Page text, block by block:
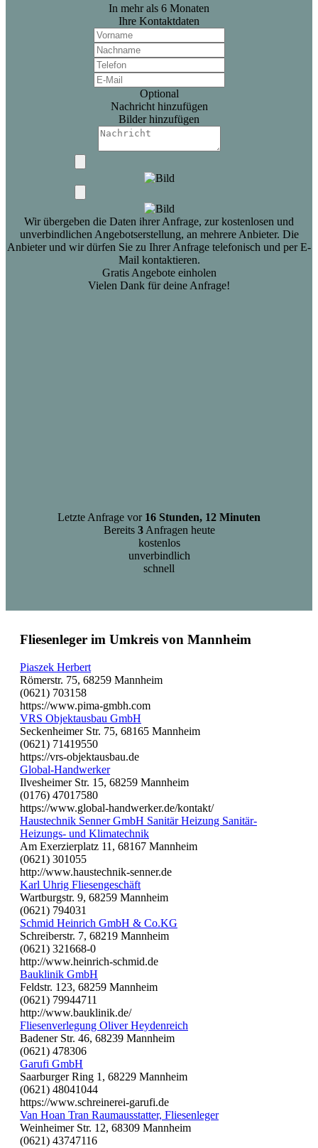
In mehr als 6 Monaten
Ihre Kontaktdaten
Optional
Nachricht hinzufügen
Bilder hinzufügen
Wir übergeben die Daten ihrer Anfrage, zur kostenlosen und
unverbindlichen Angebotserstellung, an mehrere Anbieter. Die
Anbieter und wir dürfen Sie zu Ihrer Anfrage telefonisch und per E-
Mail kontaktieren.
Gratis Angebote einholen
Vielen Dank für deine Anfrage!
Letzte Anfrage vor 16 Stunden, 12 Minuten
Bereits 3Anfragen heute
kostenlos
unverbindlich
schnell
Fliesenleger im Umkreis von Mannheim
Piaszek Herbert
Römerstr. 75, 68259 Mannheim
(0621) 703158
https://www.pima-gmbh.com
VRS Objektausbau GmbH
Seckenheimer Str. 75, 68165 Mannheim
(0621) 71419550
https://vrs-objektausbau.de
Global-Handwerker
Ilvesheimer Str. 15, 68259 Mannheim
(0176) 47017580
https://www.global-handwerker.de/kontakt/
Haustechnik Senner GmbH Sanitär Heizung Sanitär-
Heizungs- und Klimatechnik
Am Exerzierplatz 11, 68167 Mannheim
(0621) 301055
http://www.haustechnik-senner.de
Karl Uhrig Fliesengeschäft
Wartburgstr. 9, 68259 Mannheim
(0621) 794031
Schmid Heinrich GmbH & Co.KG
Schreiberstr. 7, 68219 Mannheim
(0621) 321668-0
http://www.heinrich-schmid.de
Bauklinik GmbH
Feldstr. 123, 68259 Mannheim
(0621) 79944711
http://www.bauklinik.de/
Fliesenverlegung Oliver Heydenreich
Badener Str. 46, 68239 Mannheim
(0621) 478306
Garufi GmbH
Saarburger Ring 1, 68229 Mannheim
(0621) 48041044
https://www.schreinerei-garufi.de
Van Hoan Tran Raumausstatter, Fliesenleger
Weinheimer Str. 12, 68309 Mannheim
(0621) 43747116